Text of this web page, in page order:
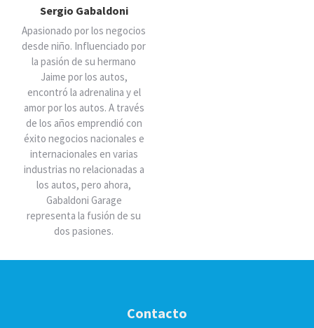
Sergio Gabaldoni
Apasionado por los negocios
desde niño. Influenciado por
la pasión de su hermano
Jaime por los autos,
encontró la adrenalina y el
amor por los autos. A través
de los años emprendió con
éxito negocios nacionales e
internacionales en varias
industrias no relacionadas a
los autos, pero ahora,
Gabaldoni Garage
representa la fusión de su
dos pasiones.
Contacto